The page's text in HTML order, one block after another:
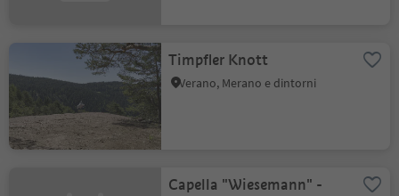
Timpfler Knott
Verano, Merano e dintorni
Capella "Wiesemann" -